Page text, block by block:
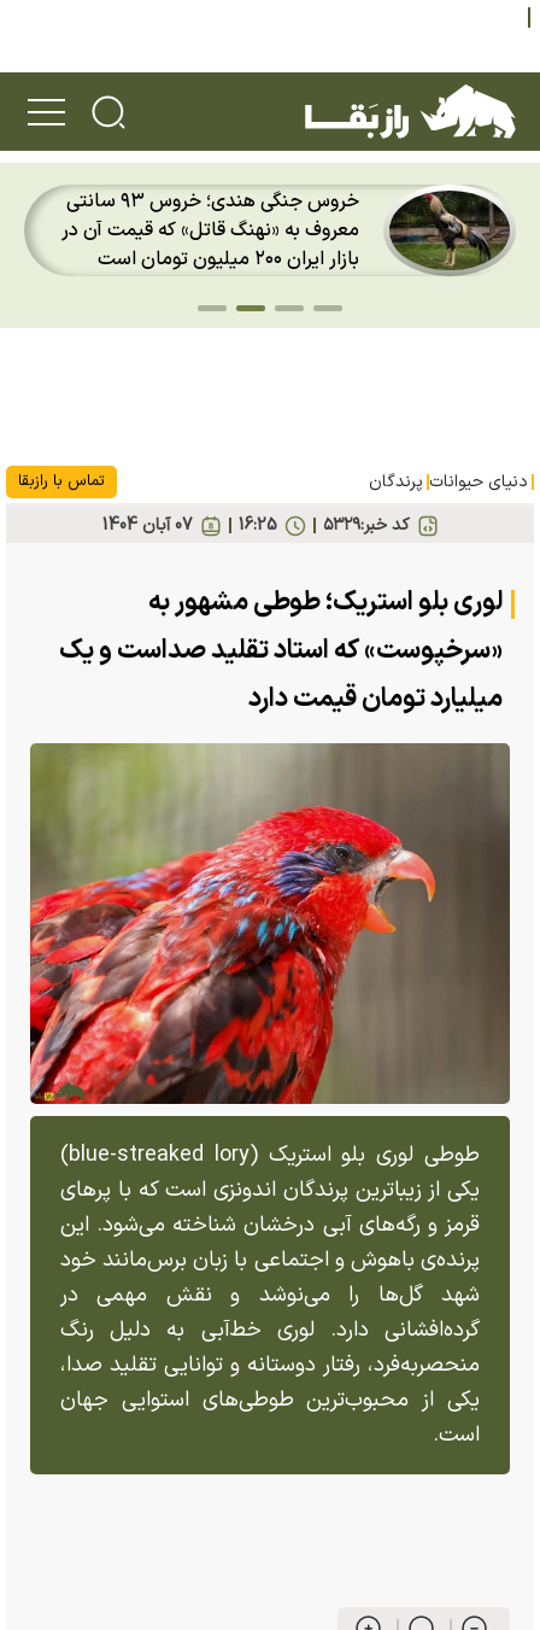
هوش مصنوعی به جنگ بزرگ‌ترین
معمای مهاجرت پرندگان رفت؛ رادارها
دیگر فقط «لکه» نمی‌بینند
دنیای حیوانات پرندگان تماس با رازبقا
کد خبر:۵۳۲۹ 07 آبان 1404 16:25
لوری بلو استریک؛ طوطی مشهور به
«سرخپوست» که استاد تقلید صداست و یک
میلیارد تومان قیمت دارد
طوطی لوری بلو استریک (blue-streaked lory)
یکی از زیباترین پرندگان اندونزی است که با پر‌های
قرمز و رگه‌های آبی درخشان شناخته می‌شود. این
پرنده‌ی باهوش و اجتماعی با زبان برس‌مانند خود
شهد گل‌ها را می‌نوشد و نقش مهمی در
گرده‌افشانی دارد. لوری خط‌آبی به دلیل رنگ
منحصر‌به‌فرد، رفتار دوستانه و توانایی تقلید صدا،
یکی از محبوب‌ترین طوطی‌های استوایی جهان
است.